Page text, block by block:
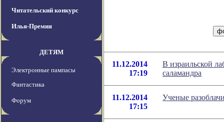
Читательский конкурс
Илья-Премия
ДЕТЯМ
Электронные пампасы
Фантастика
Форум
11.12.2014
17:19
В израильской
саламандра
11.12.2014
17:15
Ученые